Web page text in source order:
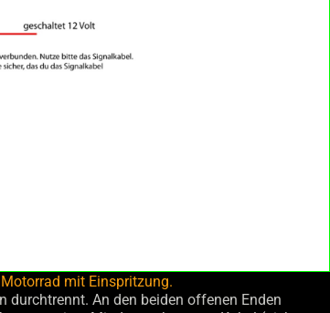
mit Einspritzung.
durchtrennt. An den beiden offenen Enden